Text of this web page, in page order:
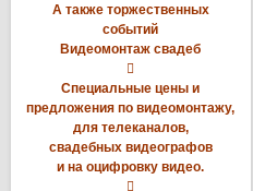
А также торжественных
событий
Видеомонтаж свадеб

Специальные цены и
предложения по видеомонтажу,
для телеканалов,
свадебных видеографов
и на оцифровку видео.
